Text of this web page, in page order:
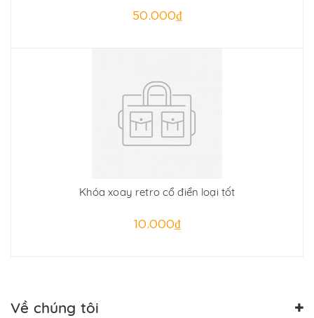
50.000₫
Khóa xoay retro cổ điển loại tốt
10.000₫
Về chúng tôi